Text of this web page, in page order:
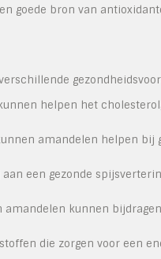
goede bron van
helpen het
amandelen helpen bij
een gezonde
amandelen kunnen
die zorgen voor een